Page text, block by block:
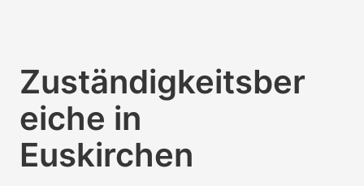
Zuständigkeitsber
eiche in
Euskirchen